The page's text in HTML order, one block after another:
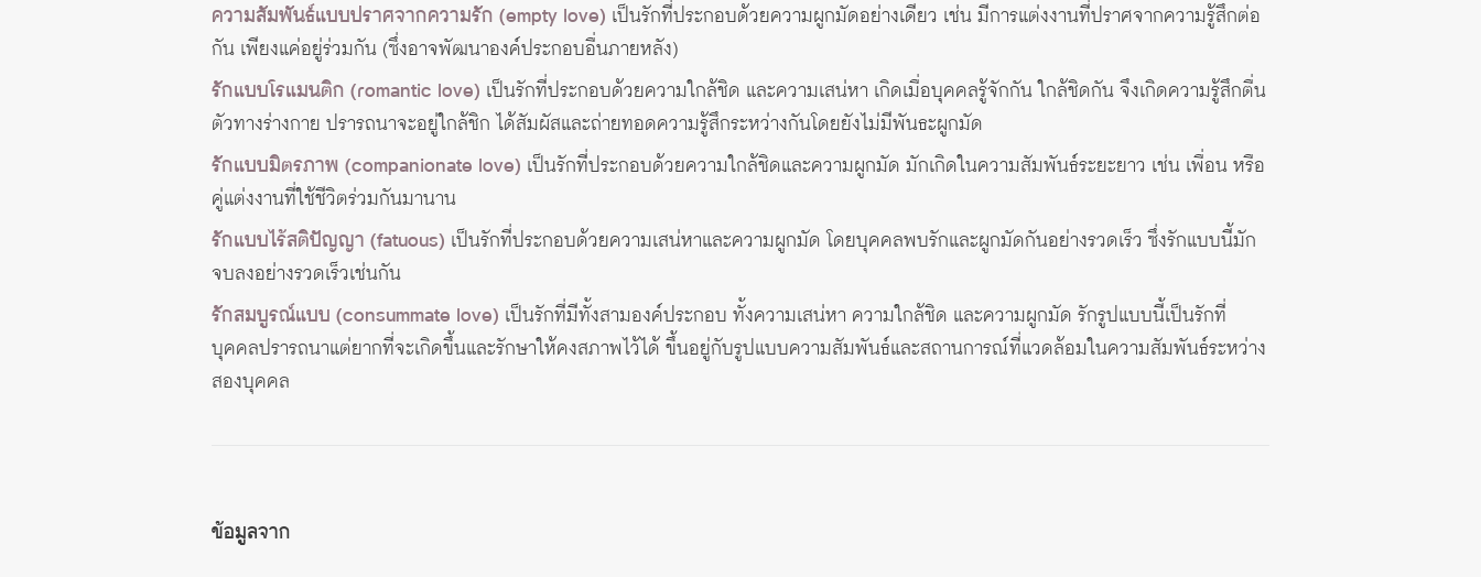
ความสัมพันธ์แบบปราศจากความรัก (empty love) เป็นรักที่ประกอบด้วยความผูกมัดอย่างเดียว เช่น มีการแต่งงานที่ปราศจากความรู้สึกต่อ
กัน เพียงแค่อยู่ร่วมกัน (ซึ่งอาจพัฒนาองค์ประกอบอื่นภายหลัง)
รักแบบโรแมนติก (romantic love) เป็นรักที่ประกอบด้วยความใกล้ชิด และความเสน่หา เกิดเมื่อบุคคลรู้จักกัน ใกล้ชิดกัน จึงเกิดความรู้สึกตื่น
ตัวทางร่างกาย ปรารถนาจะอยู่ใกล้ชิก ได้สัมผัสและถ่ายทอดความรู้สึกระหว่างกันโดยยังไม่มีพันธะผูกมัด
รักแบบมิตรภาพ (companionate love) เป็นรักที่ประกอบด้วยความใกล้ชิดและความผูกมัด มักเกิดในความสัมพันธ์ระยะยาว เช่น เพื่อน หรือ
คู่แต่งงานที่ใช้ชีวิตร่วมกันมานาน
รักแบบไร้สติปัญญา (fatuous) เป็นรักที่ประกอบด้วยความเสน่หาและความผูกมัด โดยบุคคลพบรักและผูกมัดกันอย่างรวดเร็ว ซึ่งรักแบบนี้มัก
จบลงอย่างรวดเร็วเช่นกัน
รักสมบูรณ์แบบ (consummate love) เป็นรักที่มีทั้งสามองค์ประกอบ ทั้งความเสน่หา ความใกล้ชิด และความผูกมัด รักรูปแบบนี้เป็นรักที่
บุคคลปรารถนาแต่ยากที่จะเกิดขึ้นและรักษาให้คงสภาพไว้ได้ ขึ้นอยู่กับรูปแบบความสัมพันธ์และสถานการณ์ที่แวดล้อมในความสัมพันธ์ระหว่าง
สองบุคคล
ข้อมูลจาก